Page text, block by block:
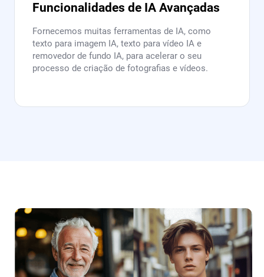
Funcionalidades de IA Avançadas
Fornecemos muitas ferramentas de IA, como
texto para imagem IA, texto para vídeo IA e
removedor de fundo IA, para acelerar o seu
processo de criação de fotografias e vídeos.